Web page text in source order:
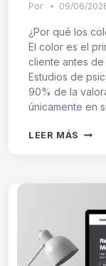
Por 09/06/
¿Por qué los
El color es el
cliente antes de
Estudios de
90% de la
únicamente en
LEER MÁS CÓMO
TU
GUÍA